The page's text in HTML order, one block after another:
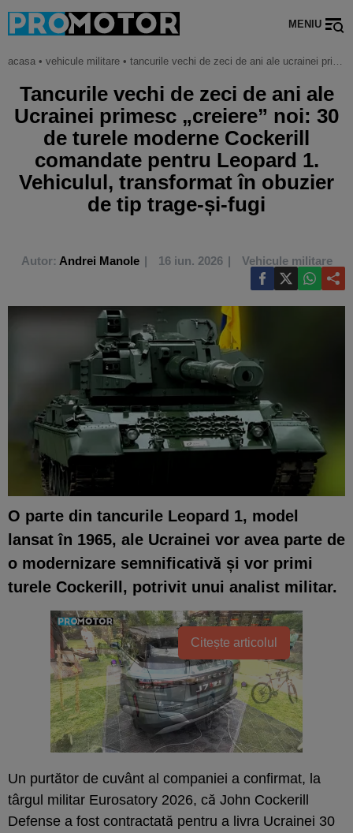
MENIU
acasa • vehicule militare • tancurile vechi de zeci de ani ale ucrainei primesc „creiere” noi: 30 de turele moderne cockerill comandate pentru leopard 1. vehiculul, transformat în obuzier de tip trage-și-fugi
Tancurile vechi de zeci de ani ale
Ucrainei primesc „creiere” noi: 30
de turele moderne Cockerill
comandate pentru Leopard 1.
Vehiculul, transformat în obuzier
de tip trage-și-fugi
Autor: Andrei Manole 16 iun. 2026 Vehicule militare
O parte din tancurile Leopard 1, model
lansat în 1965, ale Ucrainei vor avea parte de
o modernizare semnificativă și vor primi
turele Cockerill, potrivit unui analist militar.
Citește articolul
Un purtător de cuvânt al companiei a confirmat, la
târgul militar Eurosatory 2026, că John Cockerill
Defense a fost contractată pentru a livra Ucrainei 30